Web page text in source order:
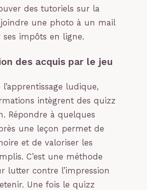
des tutoriels sur la
une photo à un mail
impôts en ligne.
des acquis par le jeu
ludique,
intègrent des quizz
Répondre à quelques
une leçon permet de
et de valoriser les
C’est une méthode
lutter contre l’impression
Une fois le quizz